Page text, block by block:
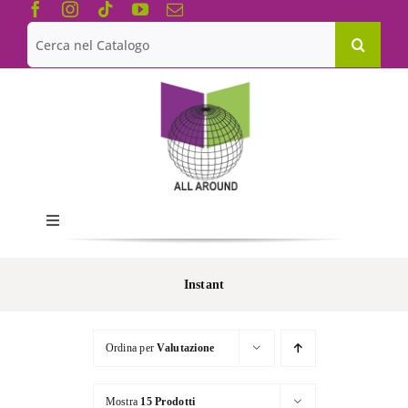
Salta
contenuto
Cerca
per:
Toggle
Navigation
Instant
Ordina perValutazione
Mostra 15 Prodotti